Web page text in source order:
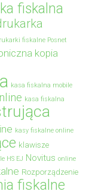
fiskalna
fiskalne Posnet
kopia
kasa fiskalna mobile
kasa fiskalna
kasy fiskalne online
klawisze
HS EJ Novitus online
Rozporządzenie
fiskalne